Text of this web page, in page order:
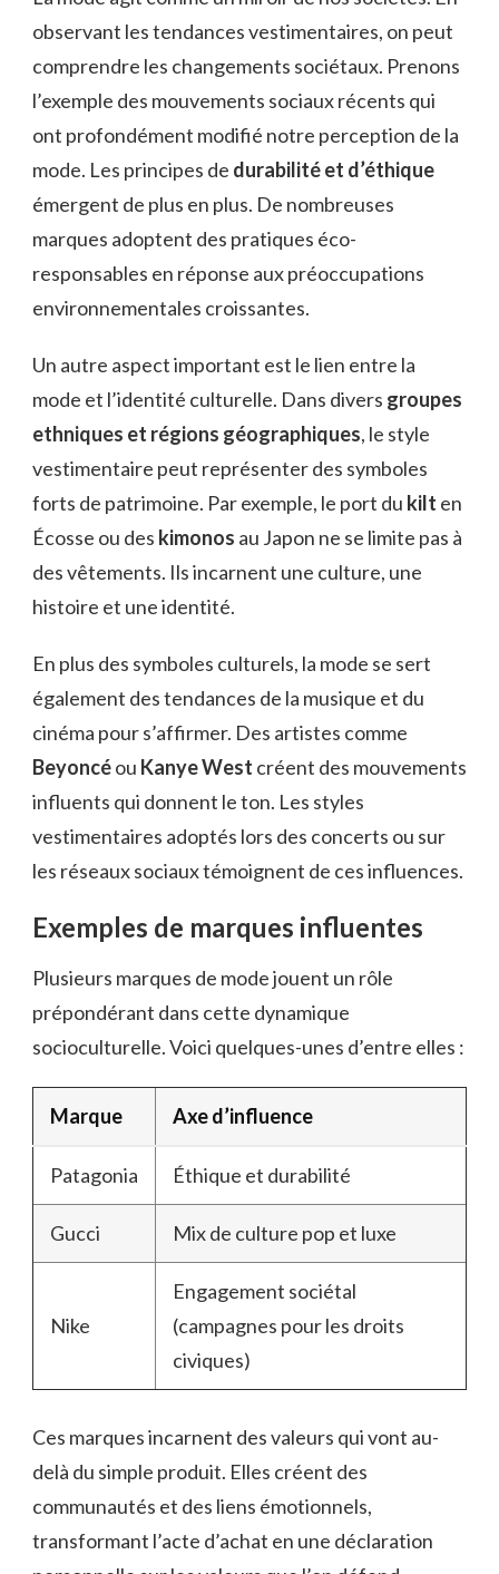
observant les tendances vestimentaires, on peut
comprendre les changements sociétaux. Prenons
l’exemple des mouvements sociaux récents qui
ont profondément modifié notre perception de la
mode. Les principes de durabilité et d’éthique
émergent de plus en plus. De nombreuses
marques adoptent des pratiques éco-
responsables en réponse aux préoccupations
environnementales croissantes.
Un autre aspect important est le lien entre la
mode et l’identité culturelle. Dans divers groupes
ethniques et régions géographiques, le style
vestimentaire peut représenter des symboles
forts de patrimoine. Par exemple, le port du kilt en
Écosse ou des kimonos au Japon ne se limite pas à
des vêtements. Ils incarnent une culture, une
histoire et une identité.
En plus des symboles culturels, la mode se sert
également des tendances de la musique et du
cinéma pour s’affirmer. Des artistes comme
Beyoncéou Kanye West créent des mouvements
influents qui donnent le ton. Les styles
vestimentaires adoptés lors des concerts ou sur
les réseaux sociaux témoignent de ces influences.
Exemples de marques influentes
Plusieurs marques de mode jouent un rôle
prépondérant dans cette dynamique
socioculturelle. Voici quelques-unes d’entre elles :
Marque Axe d’influence
Patagonia Éthique et durabilité
Gucci Mix de culture pop et luxe
Nike
Engagement sociétal
(campagnes pour les droits
civiques)
Ces marques incarnent des valeurs qui vont au-
delà du simple produit. Elles créent des
communautés et des liens émotionnels,
transformant l’acte d’achat en une déclaration